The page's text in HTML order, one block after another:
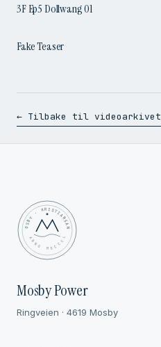
3F Ep5 Dollwang 01
Fake Teaser
← Tilbake til videoarkivet
MOSBY · KRISTIANSAND
✦ ANNO MDCCCL ✦
Mosby Power
Ringveien · 4619 Mosby